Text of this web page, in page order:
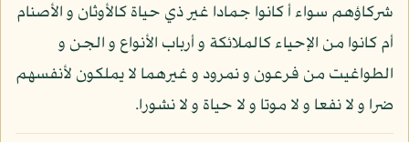
شركاؤهم سواء أ كانوا جمادا غير ذي حياة كالأوثان و الأصنام
أم كانوا من الإحياء كالملائكة و أرباب الأنواع و الجن و
الطواغيت من فرعون و نمرود و غيرهما لا يملكون لأنفسهم
ضرا و لا نفعا و لا موتا و لا حياة و لا نشورا.